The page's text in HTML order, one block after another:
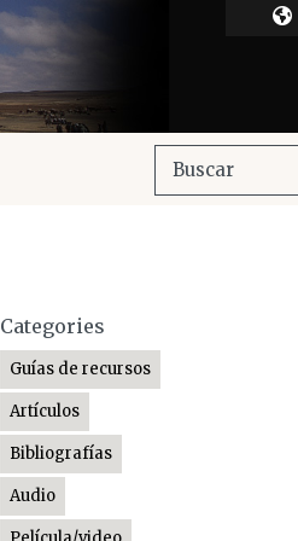
Categories
Guías de recursos
Artículos
Bibliografías
Audio